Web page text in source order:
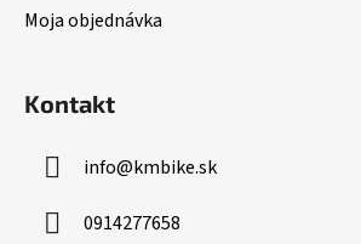
Moja objednávka
Kontakt
info@kmbike.sk
0914277658